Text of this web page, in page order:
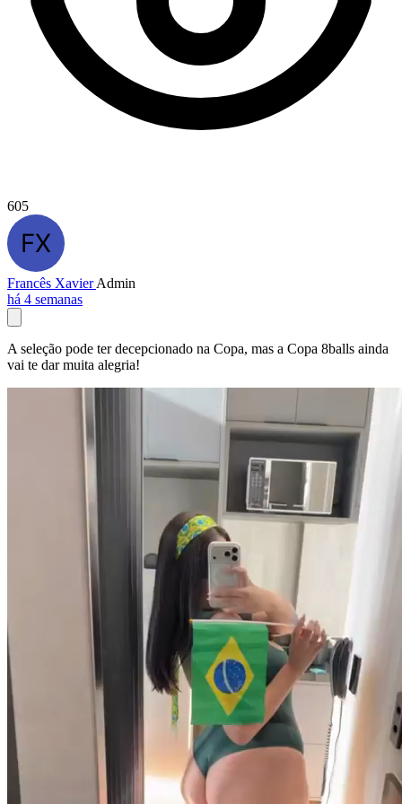
605
Francês XavierAdmin
há 4 semanas
A seleção pode ter decepcionado na Copa, mas a Copa 8balls ainda
vai te dar muita alegria!